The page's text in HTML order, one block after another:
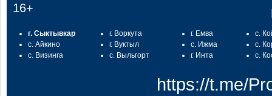
16+
г. Сыктывкар
с. Айкино
с. Визинга
г. Воркута
г. Вуктыл
с. Выльгорт
г. Емва
с. Ижма
г. Инта
с.
с.
с.
https://t.me/